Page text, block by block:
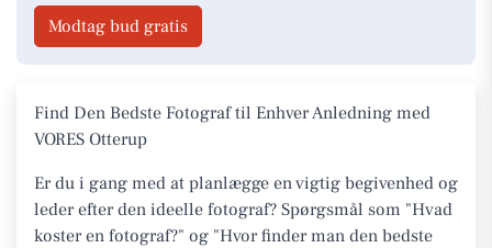
Modtag bud gratis
Find Den Bedste Fotograf til Enhver Anledning med
VORES Otterup
Er du i gang med at planlægge en vigtig begivenhed og
leder efter den ideelle fotograf? Spørgsmål som "Hvad
koster en fotograf?" og "Hvor finder man den bedste